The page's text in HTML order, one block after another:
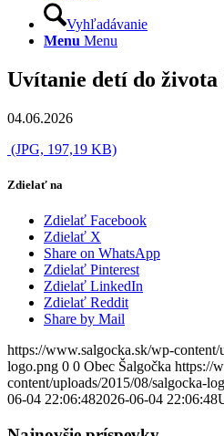
Vyhľadávanie
Menu Menu
Uvítanie detí do života
04.06.2026
(JPG, 197,19 KB)
Zdielať na
Zdielať Facebook
Zdielať X
Share on WhatsApp
Zdielať Pinterest
Zdielať LinkedIn
Zdielať Reddit
Share by Mail
https://www.salgocka.sk/wp-content/
logo.png 0 0 Obec Šalgočka https://
content/uploads/2015/08/salgocka-
06-04 22:06:482026-06-04 22:06:48